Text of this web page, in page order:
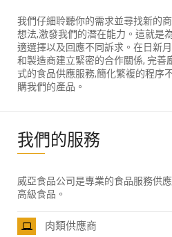
我們仔細聆聽你的需求並尋找新的
想法,激發我們的潛在能力。這就是
適選擇以及回應不同訴求。在日新
和製造商建立緊密的合作關係, 完善
式的食品供應服務,簡化繁複的程序
購我們的產品。
我們的服務
威亞食品公司是專業的食品服務供
高級食品。
肉類供應商